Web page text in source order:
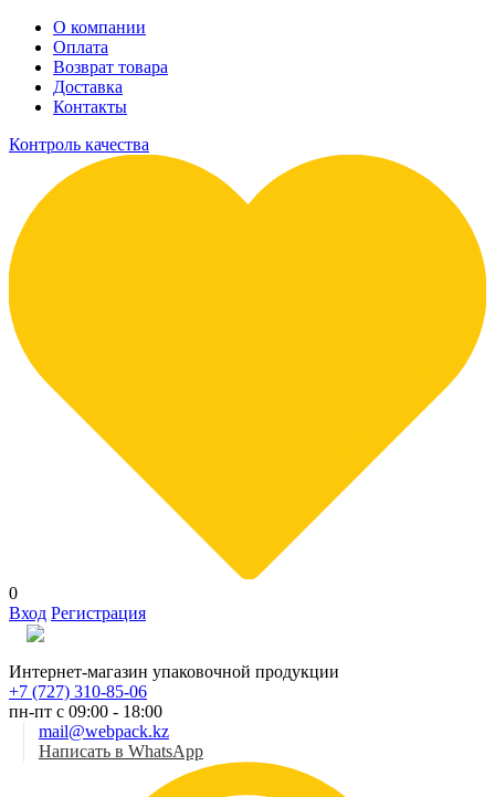
О компании
Оплата
Возврат товара
Доставка
Контакты
Контроль качества
0
Вход Регистрация
Интернет-магазин упаковочной продукции
+7 (727) 310-85-06
пн-пт с 09:00 - 18:00
mail@webpack.kz
Написать в WhatsApp